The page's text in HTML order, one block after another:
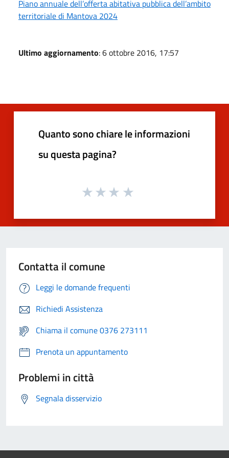
Piano annuale dell’offerta abitativa pubblica dell’ambito
territoriale di Mantova 2024
Ultimo aggiornamento: 6 ottobre 2016, 17:57
Quanto sono chiare le informazioni
su questa pagina?
Contatta il comune
Leggi le domande frequenti
Richiedi Assistenza
Chiama il comune 0376 273111
Prenota un appuntamento
Problemi in città
Segnala disservizio